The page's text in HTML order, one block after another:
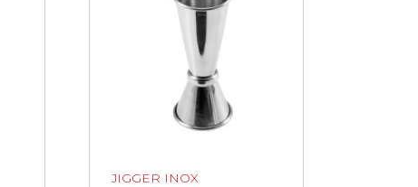
JIGGER INOX